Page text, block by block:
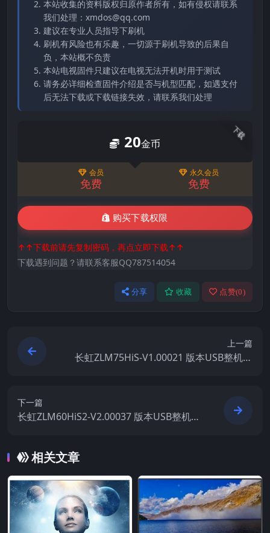
本站收集的资料版权归原作者所有，如有侵权请联系
我们处理：xmdos@qq.com
建议在专业人员指导下刷机
刷机有风险也有乐趣，一切源于刷机导致的后果自
负，本站概不负责
本站电视固件只建议在电视无法开机时用于测试
请务必详细检查固件介绍是否与机型匹配，如遇支付
后无法下载或下载链接失效，请联系我们处理
下载
20金币
会员
免费
永久会员
免费
购买下载权限
↑↑下载前请先复制密码，再点立即下载↑↑
下载遇到问题？请联系客服QQ787514054
分享 收藏 点赞(0)
上一篇
长虹ZLM75HiS-V1.00021 版本USB整机软
下一篇
长虹ZLM60HiS2-V2.00037 版本USB整机软
相关文章